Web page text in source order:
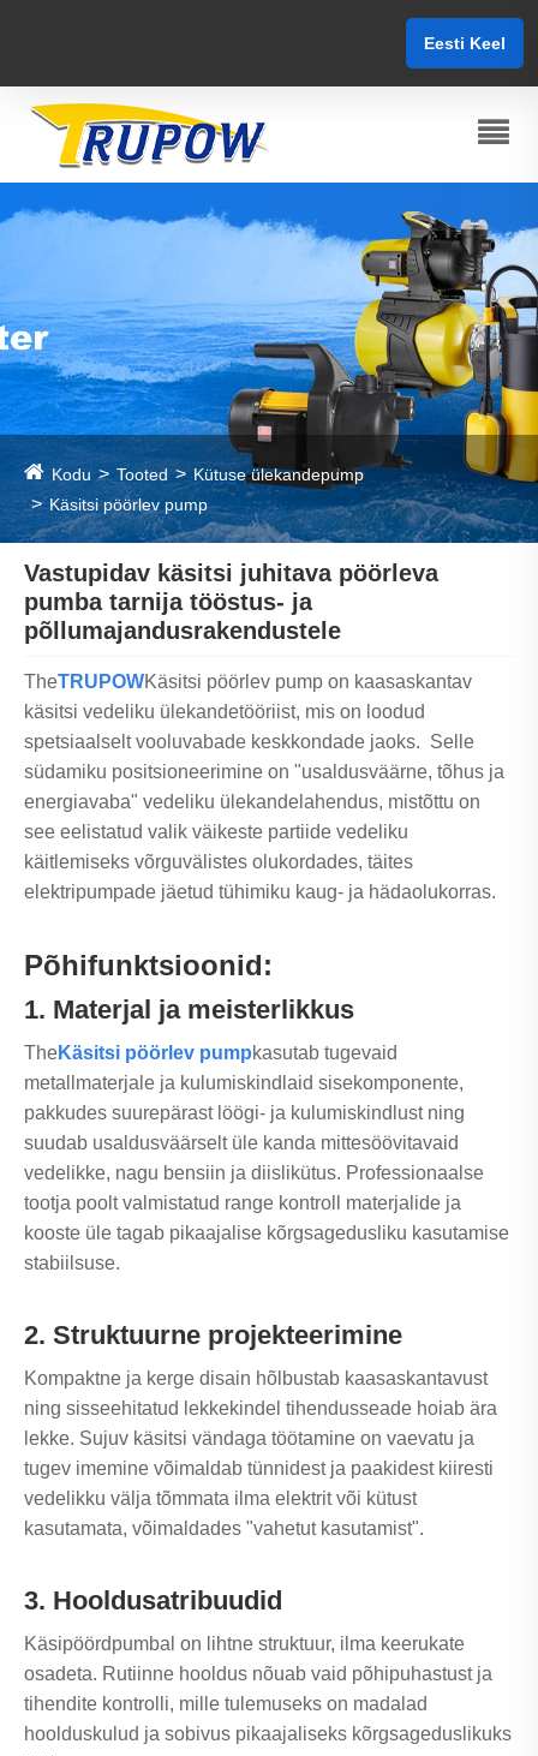
Eesti Keel
Kodu Tooted
Kütuse ülekandepump
Käsitsi pöörlev pump
Vastupidav käsitsi juhitava pöörleva
pumba tarnija tööstus- ja
põllumajandusrakendustele
TheTRUPOWKäsitsi pöörlev pump on kaasaskantav
käsitsi vedeliku ülekandetööriist, mis on loodud
spetsiaalselt vooluvabade keskkondade jaoks. Selle
südamiku positsioneerimine on "usaldusväärne, tõhus ja
energiavaba" vedeliku ülekandelahendus, mistõttu on
see eelistatud valik väikeste partiide vedeliku
käitlemiseks võrguvälistes olukordades, täites
elektripumpade jäetud tühimiku kaug- ja hädaolukorras.
Põhifunktsioonid:
1. Materjal ja meisterlikkus
TheKäsitsi pöörlev pumpkasutab tugevaid
metallmaterjale ja kulumiskindlaid sisekomponente,
pakkudes suurepärast löögi- ja kulumiskindlust ning
suudab usaldusväärselt üle kanda mittesöövitavaid
vedelikke, nagu bensiin ja diislikütus. Professionaalse
tootja poolt valmistatud range kontroll materjalide ja
kooste üle tagab pikaajalise kõrgsagedusliku kasutamise
stabiilsuse.
2. Struktuurne projekteerimine
Kompaktne ja kerge disain hõlbustab kaasaskantavust
ning sisseehitatud lekkekindel tihendusseade hoiab ära
lekke. Sujuv käsitsi vändaga töötamine on vaevatu ja
tugev imemine võimaldab tünnidest ja paakidest kiiresti
vedelikku välja tõmmata ilma elektrit või kütust
kasutamata, võimaldades "vahetut kasutamist".
3. Hooldusatribuudid
Käsipöördpumbal on lihtne struktuur, ilma keerukate
osadeta. Rutiinne hooldus nõuab vaid põhipuhastust ja
tihendite kontrolli, mille tulemuseks on madalad
hoolduskulud ja sobivus pikaajaliseks kõrgsageduslikuks